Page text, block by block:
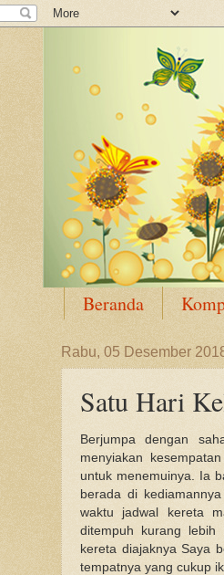
Beranda
Rabu, 05 Desember
Satu Hari
Berjumpa dengan
menyiakan
untuk menemuinya. Ia
berada di
waktu jadwal kereta
ditempuh kurang lebih
kereta diajaknya Saya
tempatnya yang cukup